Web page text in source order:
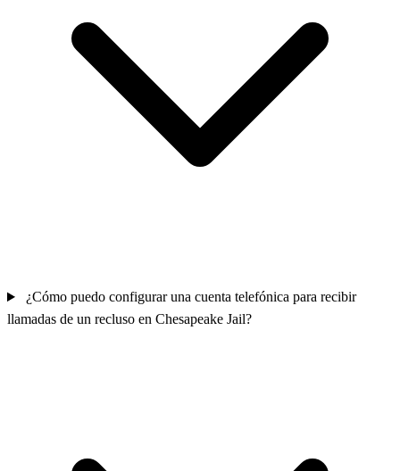
¿Cómo puedo configurar una cuenta telefónica para recibir
llamadas de un recluso en Chesapeake Jail?